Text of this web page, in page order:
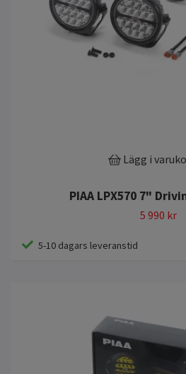
Lägg i
PIAA LPX570 7"
5 990 kr
5-10 dagars leveranstid